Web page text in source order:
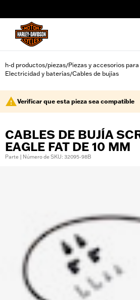
h-d productos/piezas/Piezas y accesorios
Electricidad y baterías/Cables de bujías
Verificar que esta pieza sea compatible
CABLES DE BUJÍA
EAGLE FAT DE 10 MM
Parte | Número de SKU: 32095-98B